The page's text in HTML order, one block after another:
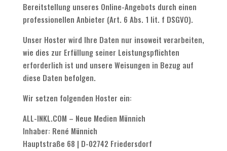
Bereitstellung unseres Online-Angebots durch einen
professionellen Anbieter (Art. 6 Abs. 1 lit. f DSGVO).
Unser Hoster wird Ihre Daten nur insoweit verarbeiten,
wie dies zur Erfüllung seiner Leistungspflichten
erforderlich ist und unsere Weisungen in Bezug auf
diese Daten befolgen.
Wir setzen folgenden Hoster ein:
ALL-INKL.COM – Neue Medien Münnich
Inhaber: René Münnich
Hauptstraße 68 | D-02742 Friedersdorf